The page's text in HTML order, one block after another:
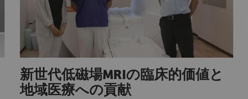
新世代低磁場MRIの臨床的価値と
地域医療への貢献